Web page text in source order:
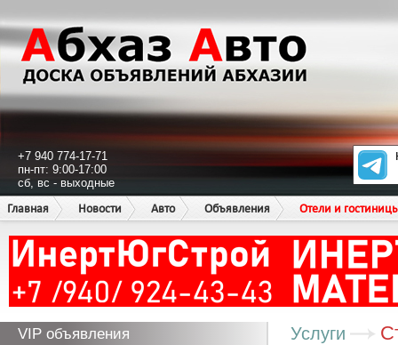
+7 940 774-17-71
пн-пт: 9:00-17:00
сб, вс - выходные
Главная
Новости Авто Объявления Отели и
VIP объявления Услуги